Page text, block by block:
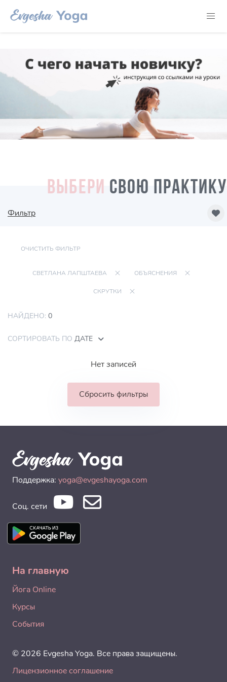
ВЫБЕРИ СВОЮ ПРАКТИКУ
Фильтр
ОЧИСТИТЬ ФИЛЬТР
СВЕТЛАНА ЛАПШТАЕВА ОБЪЯСНЕНИЯ
СКРУТКИ
НАЙДЕНО: 0
СОРТИРОВАТЬ ПО ДАТЕ
Нет записей
Сбросить фильтры
Поддержка: yoga@evgeshayoga.com
Соц. сети
На главную
Йога Online
Курсы
События
© 2026 Evgesha Yoga. Все права защищены.
Лицензионное соглашение